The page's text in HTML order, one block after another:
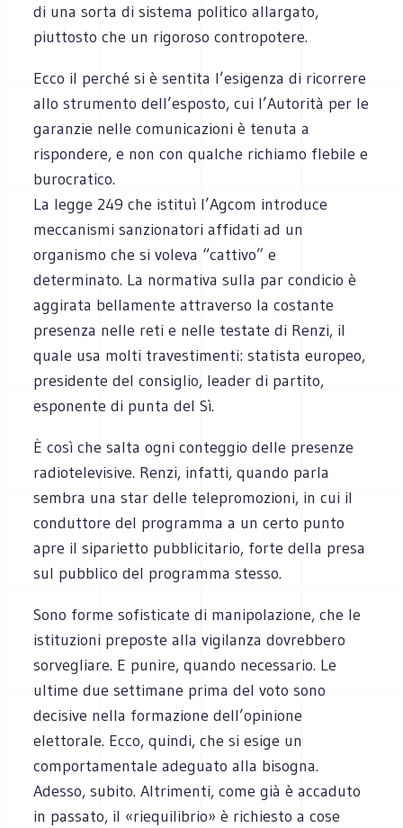
di una sorta di sistema politico allargato,
piuttosto che un rigoroso contropotere.
Ecco il perché si è sentita l’esigenza di ricorrere
allo strumento dell’esposto, cui l’Autorità per le
garanzie nelle comunicazioni è tenuta a
rispondere, e non con qualche richiamo flebile e
burocratico.
La legge 249 che istituì l’Agcom introduce
meccanismi sanzionatori affidati ad un
organismo che si voleva “cattivo” e
determinato. La normativa sulla par condicio è
aggirata bellamente attraverso la costante
presenza nelle reti e nelle testate di Renzi, il
quale usa molti travestimenti: statista europeo,
presidente del consiglio, leader di partito,
esponente di punta del Sì.
È così che salta ogni conteggio delle presenze
radiotelevisive. Renzi, infatti, quando parla
sembra una star delle telepromozioni, in cui il
conduttore del programma a un certo punto
apre il siparietto pubblicitario, forte della presa
sul pubblico del programma stesso.
Sono forme sofisticate di manipolazione, che le
istituzioni preposte alla vigilanza dovrebbero
sorvegliare. E punire, quando necessario. Le
ultime due settimane prima del voto sono
decisive nella formazione dell’opinione
elettorale. Ecco, quindi, che si esige un
comportamentale adeguato alla bisogna.
Adesso, subito. Altrimenti, come già è accaduto
in passato, il «riequilibrio» è richiesto a cose